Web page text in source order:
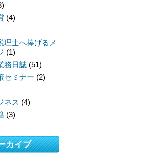
(4)
理士へ捧げるメ
(1)
務日誌 (51)
セミナー (2)
ネス (4)
(3)
カイブ